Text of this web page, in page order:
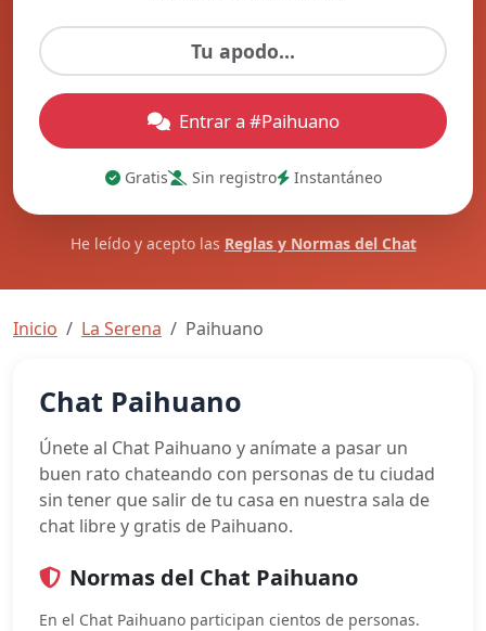
Entrar a #Paihuano
Gratis Sin registro Instantáneo
He leído y acepto las Reglas y Normas del Chat
Inicio La Serena Paihuano
Chat Paihuano
Únete al Chat Paihuano y anímate a pasar un
buen rato chateando con personas de tu ciudad
sin tener que salir de tu casa en nuestra sala de
chat libre y gratis de Paihuano.
Normas del Chat Paihuano
En el Chat Paihuano participan cientos de personas.